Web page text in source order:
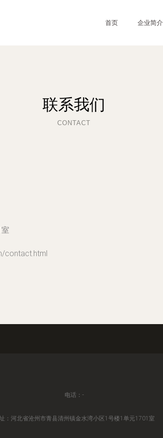
首页 企业简介
联系我们
CONTACT
contact.html
电话：-
：河北省沧州市青县清州镇金水湾小区1号楼1单元1701室